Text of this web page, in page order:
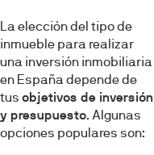
La elección del tipo de
inmueble para realizar
una inversión inmobiliaria
en España depende de
tus objetivos de inversión
y presupuesto. Algunas
opciones populares son: